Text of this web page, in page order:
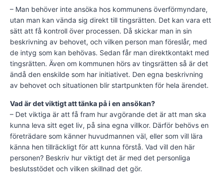
– Man behöver inte ansöka hos kommunens överförmyndare,
utan man kan vända sig direkt till tingsrätten. Det kan vara ett
sätt att få kontroll över processen. Då skickar man in sin
beskrivning av behovet, och vilken person man föreslår, med
de intyg som kan behövas. Sedan får man direktkontakt med
tingsrätten. Även om kommunen hörs av tingsrätten så är det
ändå den enskilde som har initiativet. Den egna beskrivning
av behovet och situationen blir startpunkten för hela ärendet.
Vad är det viktigt att tänka på i en ansökan?
– Det viktiga är att få fram hur avgörande det är att man ska
kunna leva sitt eget liv, på sina egna villkor. Därför behövs en
företrädare som känner huvudmannen väl, eller som vill lära
känna hen tillräckligt för att kunna förstå. Vad vill den här
personen? Beskriv hur viktigt det är med det personliga
beslutsstödet och vilken skillnad det gör.